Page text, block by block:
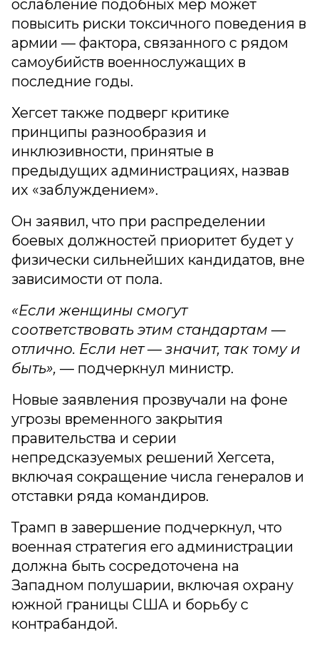
ослабление подобных мер может
повысить риски токсичного поведения в
армии — фактора, связанного с рядом
самоубийств военнослужащих в
последние годы.
Хегсет также подверг критике
принципы разнообразия и
инклюзивности, принятые в
предыдущих администрациях, назвав
их «заблуждением».
Он заявил, что при распределении
боевых должностей приоритет будет у
физически сильнейших кандидатов, вне
зависимости от пола.
«Если женщины смогут
соответствовать этим стандартам —
отлично. Если нет — значит, так тому и
быть», — подчеркнул министр.
Новые заявления прозвучали на фоне
угрозы временного закрытия
правительства и серии
непредсказуемых решений Хегсета,
включая сокращение числа генералов и
отставки ряда командиров.
Трамп в завершение подчеркнул, что
военная стратегия его администрации
должна быть сосредоточена на
Западном полушарии, включая охрану
южной границы США и борьбу с
контрабандой.